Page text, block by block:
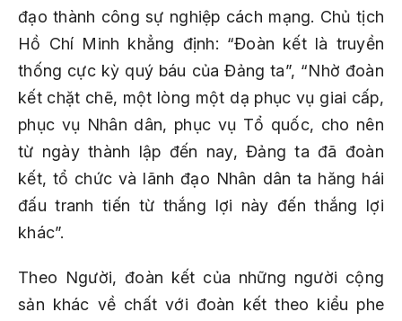
đạo thành công sự nghiệp cách mạng. Chủ tịch
Hồ Chí Minh khẳng định: “Đoàn kết là truyền
thống cực kỳ quý báu của Đảng ta”, “Nhờ đoàn
kết chặt chẽ, một lòng một dạ phục vụ giai cấp,
phục vụ Nhân dân, phục vụ Tổ quốc, cho nên
từ ngày thành lập đến nay, Đảng ta đã đoàn
kết, tổ chức và lãnh đạo Nhân dân ta hăng hái
đấu tranh tiến từ thắng lợi này đến thắng lợi
khác”.
Theo Người, đoàn kết của những người cộng
sản khác về chất với đoàn kết theo kiểu phe